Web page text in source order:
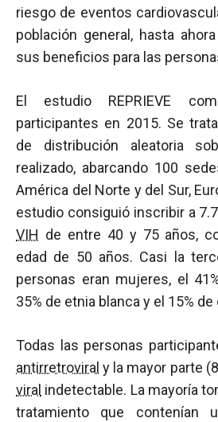
riesgo de eventos
población general, hasta
sus beneficios para las
El estudio REPRIEVE
participantes en 2015. Se
de distribución aleatoria
realizado, abarcando 100
América del Norte y del Sur,
estudio consiguió inscribir a
VIH de entre 40 y 75 años,
edad de 50 años. Casi la
personas eran mujeres, el
35% de etnia blanca y el 15%
Todas las personas
antirretroviral y la mayor parte
viral indetectable. La mayoría
tratamiento que contenían